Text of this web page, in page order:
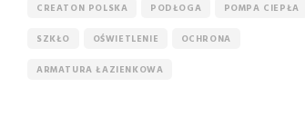
CREATON POLSKA PODŁOGA POMPA CIEPŁA
SZKŁO OŚWIETLENIE OCHRONA
ARMATURA ŁAZIENKOWA